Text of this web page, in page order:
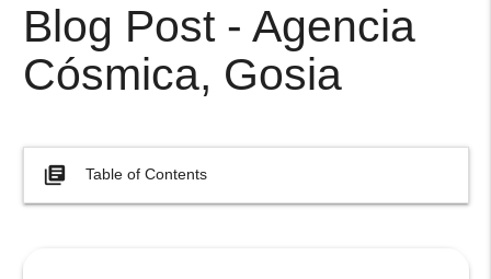
Blog Post - Agencia
Cósmica, Gosia
library_books Table of Contents